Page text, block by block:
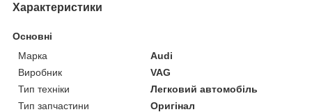
Характеристики
Основні
Марка
Audi
Виробник
VAG
Тип техніки
Легковий автомобіль
Тип запчастини
Оригінал